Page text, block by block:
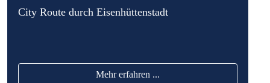
City Route durch Eisenhüttenstadt
Mehr erfahren ...